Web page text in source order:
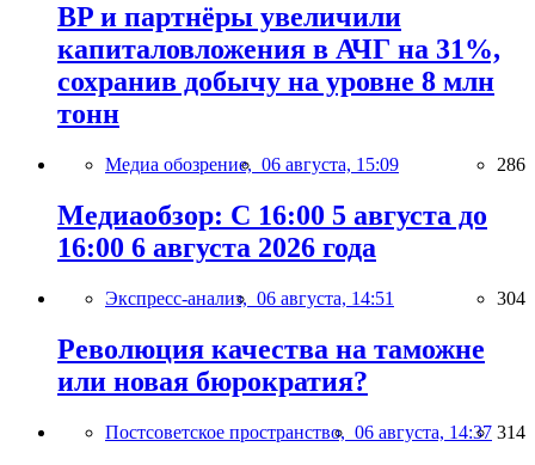
BP и партнёры увеличили
капиталовложения в АЧГ на 31%,
сохранив добычу на уровне 8 млн
тонн
Медиа обозрение, 06 августа, 15:09 286
Медиаобзор: С 16:00 5 августа до
16:00 6 августа 2026 года
Экспресс-анализ, 06 августа, 14:51 304
Революция качества на таможне
или новая бюрократия?
Постсоветское пространство, 06 августа, 14:37 314